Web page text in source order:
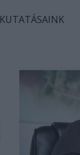
KUTATÁSAINK